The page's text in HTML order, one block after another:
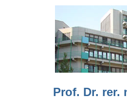
Prof. Dr. rer.